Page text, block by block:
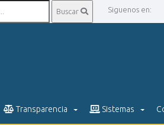
Siguenos en:
Buscar
Transparencia Sistemas